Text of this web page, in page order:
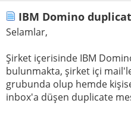
IBM Domino
Selamlar,
Şirket içerisinde IBM
bulunmakta, şirket içi
grubunda olup hemde
inbox'a düşen duplicate